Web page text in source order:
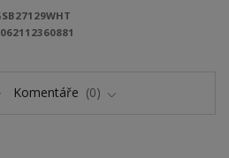
Komentáře 0